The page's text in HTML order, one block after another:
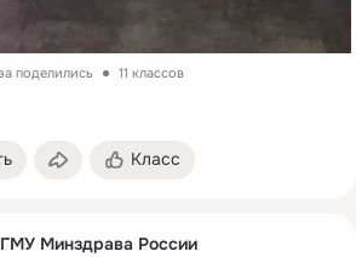
поделились 11 классов
Класс
Минздрава России